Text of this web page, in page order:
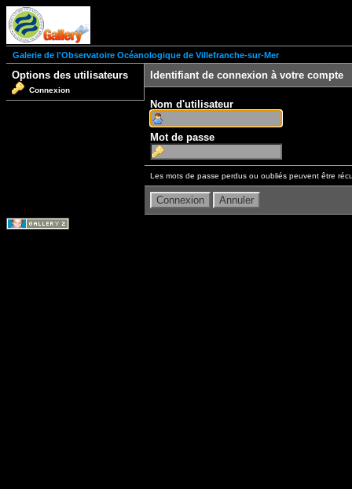
Galerie de l'Observatoire Océanologique de Villefranche-sur-Mer
Options des utilisateurs
Connexion
Identifiant de connexion à votre compte
Nom d'utilisateur
Mot de passe
Les mots de passe perdus ou oubliés peuvent être